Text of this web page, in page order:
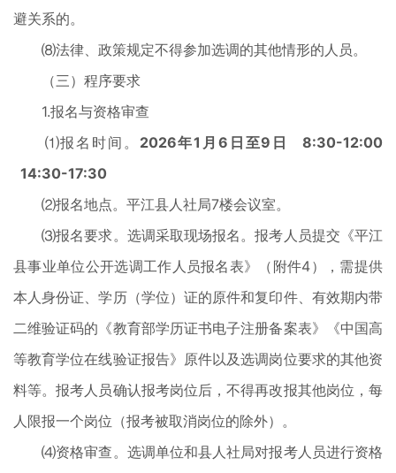
避关系的。
⑻法律、政策规定不得参加选调的其他情形的人员。
（三）程序要求
1.报名与资格审查
⑴报名时间。 2026年1月6日至9日8:30-12:00
14:30-17:30
⑵报名地点。平江县人社局7楼会议室。
⑶报名要求。选调采取现场报名。报考人员提交《平江
县事业单位公开选调工作人员报名表》（附件4），需提供
本人身份证、学历（学位）证的原件和复印件、有效期内带
二维验证码的《教育部学历证书电子注册备案表》《中国高
等教育学位在线验证报告》原件以及选调岗位要求的其他资
料等。报考人员确认报考岗位后，不得再改报其他岗位，每
人限报一个岗位（报考被取消岗位的除外）。
⑷资格审查。选调单位和县人社局对报考人员进行资格